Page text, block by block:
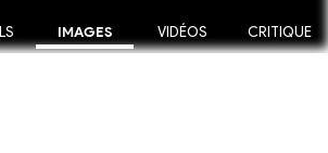
IMAGES VIDÉOS CRITIQUE